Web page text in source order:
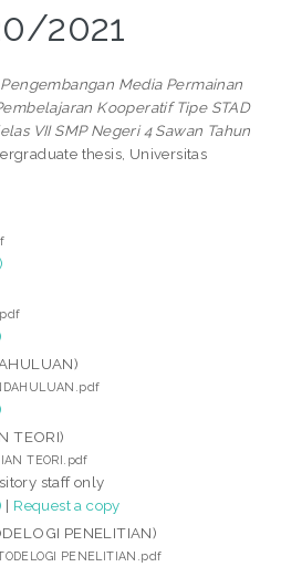
2021
Pengembangan Media Permainan
Kooperatif Tipe STAD
VII SMP Negeri 4 Sawan Tahun
thesis, Universitas
TEORI)
TEORI.pdf
staff only
| Request a copy
PENELITIAN)
PENELITIAN.pdf